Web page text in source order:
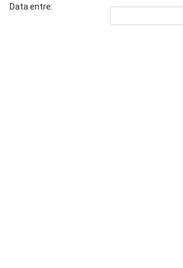
Data entre: